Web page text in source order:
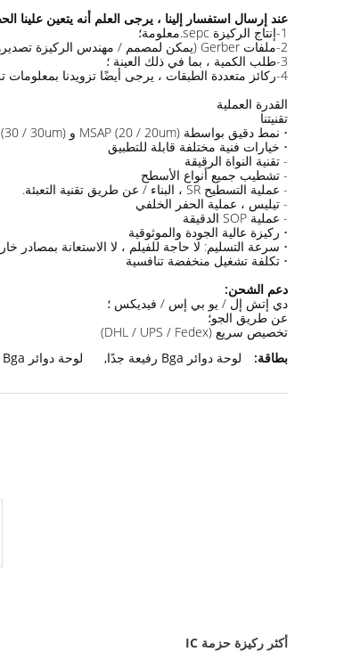
عند إرسال استفسار إلينا ، يرجى العلم أنه يتعين علينا
1-إنتاج الركيزة sepc.معلومة؛
2-ملفات Gerber (يمكن لمصمم / مهندس الركيزة تصديرها من برنامج التخطيط الخاص بك ، وكذلك إرسال ملف الحفر إلينا)
3-طلب الكمية ، بما في ذلك العينة ؛
4-ركائز متعددة الطبقات ، يرجى أيضًا تزويدنا بمعلومات تراكم الطبقات ؛
القدرة العملية
تقنيتنا
• نمط دقيق بواسطة MSAP (20 / 20um) و Tenting (30 / 30um)
• خيارات فنية مختلفة قابلة للتطبيق
- تقنية النواة الرقيقة
- تشطيب جميع أنواع الأسطح
- عملية التسطيح SR ، البناء / عن طريق تقنية التعبئة.
- تيليس ، عملية الحفر الخلفي
- عملية SOP الدقيقة
• ركيزة عالية الجودة والموثوقية
• سرعة التسليم: لا حاجة للفيلم ، لا الاستعانة بمصادر
• تكلفة تشغيل منخفضة تنافسية
دعم الشحن:
دي إتش إل / يو بي إس / فيديكس ؛
عن طريق الجو؛
تخصيص سريع (DHL / UPS / Fedex)
بطاقة:
لوحة دوائر Bga رفيعة جدًا , لوحة دوائر Horexs Bga
أكثر ركيزة حزمة IC